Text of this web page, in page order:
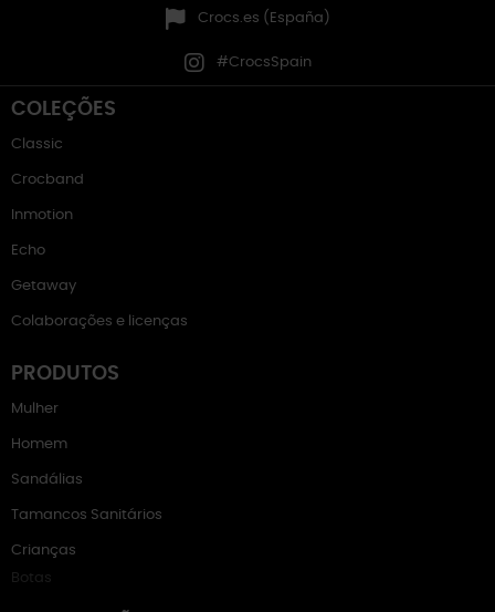
Crocs.es (España)
#CrocsSpain
COLEÇÕES
Classic
Crocband
Inmotion
Echo
Getaway
Colaborações e licenças
PRODUTOS
Mulher
Homem
Sandálias
Tamancos Sanitários
Crianças
Botas